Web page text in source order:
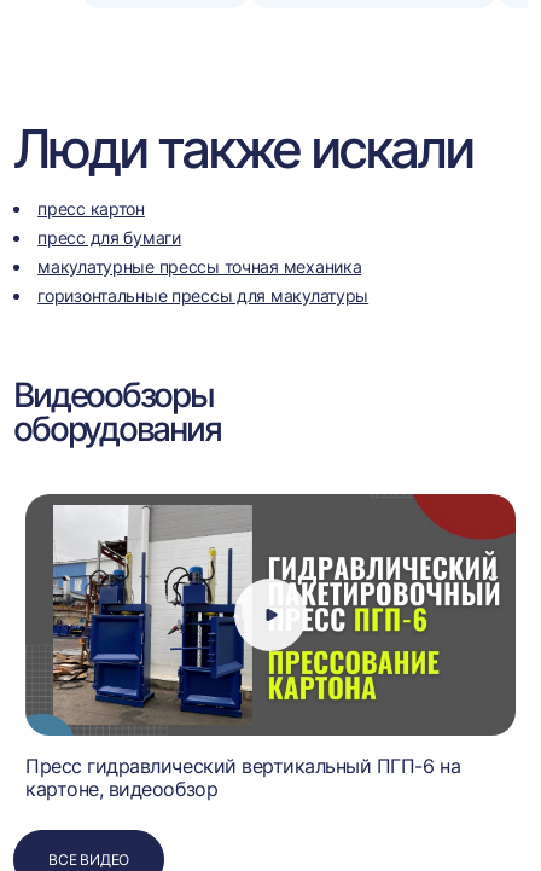
Люди также искали
пресс картон
пресс для бумаги
макулатурные прессы точная механика
горизонтальные прессы для макулатуры
Видеообзоры
оборудования
Пресс гидравлический вертикальный ПГП-6 на
картоне, видеообзор
ВСЕ ВИДЕО